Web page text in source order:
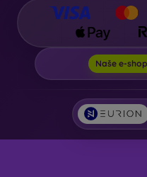
Naše e-